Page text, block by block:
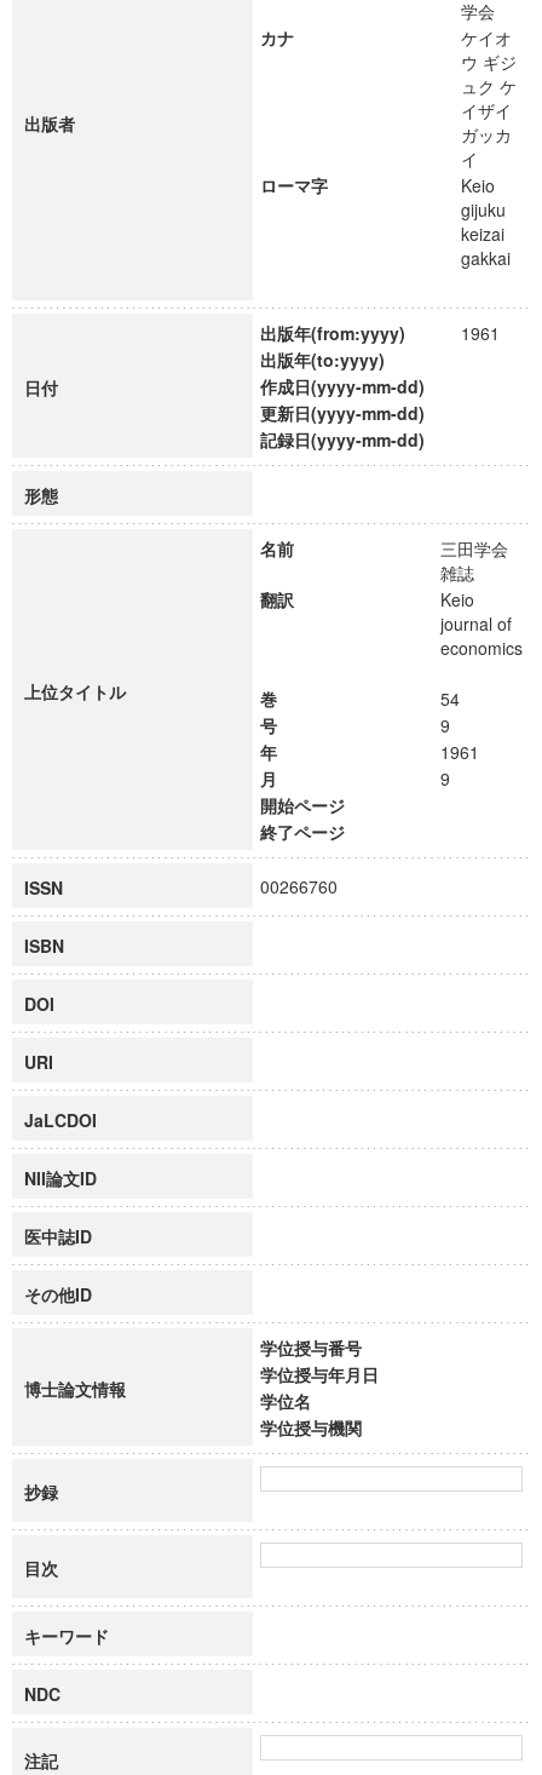
出版者
学会
カナ
ケイオ
ウ ギジ
ュク ケ
イザイ
ガッカ
イ
ローマ字
Keio
gijuku
keizai
gakkai
日付
出版年(from:yyyy)
1961
出版年(to:yyyy)
作成日(yyyy-mm-dd)
更新日(yyyy-mm-dd)
記録日(yyyy-mm-dd)
形態
上位タイトル
名前
三田学会
雑誌
翻訳
Keio
journal of
economics
巻
54
号
9
年
1961
月
9
開始ページ
終了ページ
ISSN 00266760
ISBN
DOI
URI
JaLCDOI
NII論文ID
医中誌ID
その他ID
博士論文情報
学位授与番号
学位授与年月日
学位名
学位授与機関
抄録
目次
キーワード
NDC
注記